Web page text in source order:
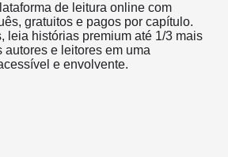
de leitura online com
gratuitos e pagos por capítulo.
leia histórias premium até 1/3 mais
autores e leitores em uma
e envolvente.